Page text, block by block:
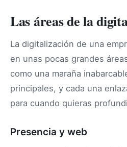
Las áreas de la
La digitalización de una
en unas pocas grandes
como una maraña
principales, y cada una
para cuando quieras
Presencia y web